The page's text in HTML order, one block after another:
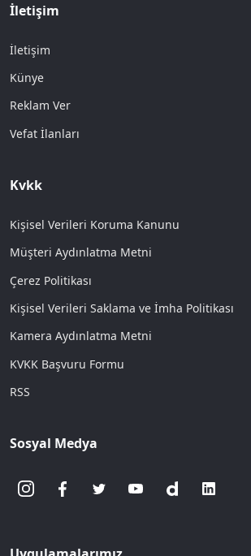
İletişim
İletişim
Künye
Reklam Ver
Vefat İlanları
Kvkk
Kişisel Verileri Koruma Kanunu
Müşteri Aydınlatma Metni
Çerez Politikası
Kişisel Verileri Saklama ve İmha Politikası
Kamera Aydınlatma Metni
KVKK Başvuru Formu
RSS
Sosyal Medya